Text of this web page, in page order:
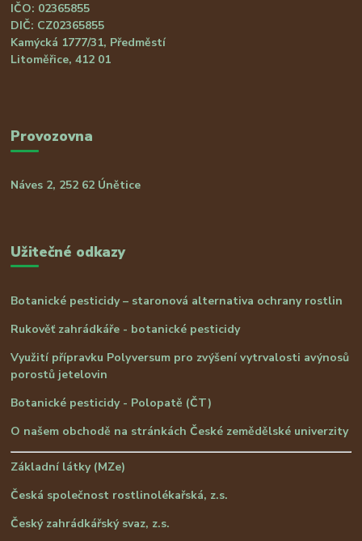
IČO: 02365855
DIČ: CZ02365855
Kamýcká 1777/31, Předměstí
Litoměřice, 412 01
Provozovna
Náves 2, 252 62 Únětice
Užitečné odkazy
Botanické pesticidy – staronová alternativa ochrany rostlin
Rukověť zahrádkáře - botanické pesticidy
Využití přípravku Polyversum pro zvýšení vytrvalosti avýnosů
porostů jetelovin
Botanické pesticidy - Polopatě (ČT)
O našem obchodě na stránkách České zemědělské univerzity
Základní látky (MZe)
Česká společnost rostlinolékařská, z.s.
Český zahrádkářský svaz, z.s.